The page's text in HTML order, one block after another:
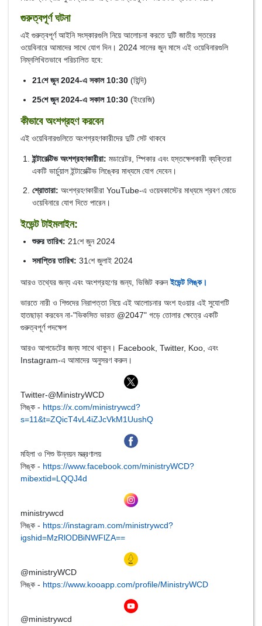
গুরুত্বপূর্ণ ঘটনা
এই গুরুত্বপূর্ণ আইনি সংস্কারগুলি নিয়ে আলোচনা করতে দুটি জাতীয় স্তরের
ওয়েবিনারে আমাদের সাথে যোগ দিন। 2024 সালের জুন মাসে এই ওয়েবিনারগুলি
নিম্নলিখিতভাবে পরিচালিত হবে:
21শে জুন 2024-এ সকাল 10:30 (হিন্দি)
25শে জুন 2024-এ সকাল 10:30 (ইংরেজি)
কীভাবে অংশগ্রহণ করবেন
এই ওয়েবিনারগুলিতে অংশগ্রহণকারীদের দুটি সেট থাকবে
ইন্টারেক্টিভ অংশগ্রহণকারীরা: মডারেটর, স্পিকার এবং হস্তক্ষেপকারী ব্যক্তিরা
একটি ভার্চুয়াল ইন্টারেক্টিভ লিঙ্কের মাধ্যমে যোগ দেবেন।
শ্রোতারা: অংশগ্রহণকারীরা YouTube-এ ওয়েবকাস্টের মাধ্যমে শ্রবণ মোডে
ওয়েবিনারে যোগ দিতে পারেন।
ইভেন্ট টাইমলাইন:
শুরুর তারিখ: 21শে জুন 2024
সমাপ্তির তারিখ: 31শে জুলাই 2024
আরও তথ্যের জন্য এবং অংশগ্রহণের জন্য, ভিজিট করুনইভেন্ট লিঙ্ক।
ভারতে নারী ও শিশুদের নিরাপত্তা নিয়ে এই আলোচনার অংশ হওয়ার এই সুযোগটি
হাতছাড়া করবেন না-"ভিকসিত ভারত @2047" গড়ে তোলার ক্ষেত্রে একটি
গুরুত্বপূর্ণ পদক্ষেপ
আরও আপডেটের জন্য সাথে থাকুন। Facebook, Twitter, Koo, এবং
Instagram-এ আমাদের অনুসরণ করুন।
Twitter-@MinistryWCD
লিঙ্ক - https://x.com/ministrywcd?
s=11&t=ZQicT4vL4iZJcVkM1UushQ
মহিলা ও শিশু উন্নয়ন মন্ত্রণালয়
লিঙ্ক - https://www.facebook.com/ministryWCD?
mibextid=LQQJ4d
ministrywcd
লিঙ্ক - https://instagram.com/ministrywcd?
igshid=MzRlODBiNWFlZA==
@ministryWCD
লিঙ্ক - https://www.kooapp.com/profile/MinistryWCD
@ministrywcd